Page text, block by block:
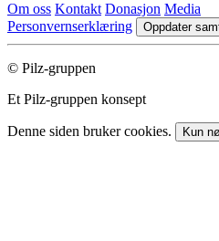
Om oss Kontakt Donasjon Media
Personvernserklæring
Oppdater
© Pilz-gruppen
Et Pilz-gruppen konsept
Denne siden bruker cookies. Kun